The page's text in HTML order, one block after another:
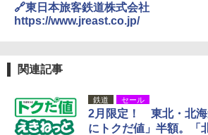
熊撃退スプレー 熊よ
【日本企業販売】超強
￥3,680
🔗東日本旅客鉄道株式会社
https://www.jreast.co.jp/
関連記事
鉄道 セール
2月限定！ 東北・北海
にトクだ値」半額。「